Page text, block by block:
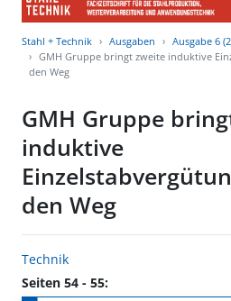
Stahl + Technik Ausgaben
Ausgabe 6
GMH Gruppe bringt zweite induktive
den Weg
GMH Gruppe
induktive
den Weg
Technik
Seiten 54 - 55: